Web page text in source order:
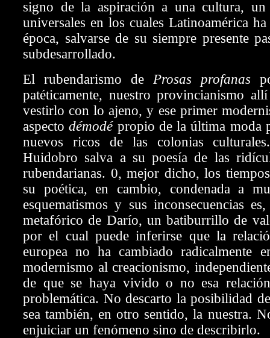
signo de la aspiración a una cultura, un
universales en los cuales Latinoamérica
época, salvarse de su siempre presente
subdesarrollado.
El rubendarismo de Prosas profanas
patéticamente, nuestro provincianismo
vestirlo con lo ajeno, y ese primer
aspectodémodépropio de la última moda
nuevos ricos de las colonias
Huidobro salva a su poesía de las
rubendarianas. 0, mejor dicho, los
su poética, en cambio, condenada a
esquematismos y sus inconsecuencias
metafórico de Darío, un batiburrillo de
por el cual puede inferirse que la
europea no ha cambiado radicalmente
modernismo al creacionismo,
de que se haya vivido o no esa
problemática. No descarto la posibilidad
sea también, en otro sentido, la nuestra.
enjuiciar un fenómeno sino de describirlo.